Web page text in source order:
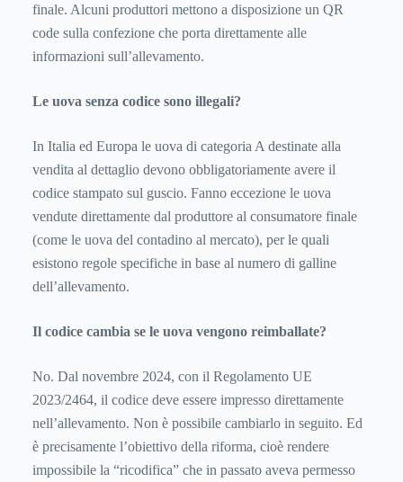
finale. Alcuni produttori mettono a disposizione un QR
code sulla confezione che porta direttamente alle
informazioni sull’allevamento.
Le uova senza codice sono illegali?
In Italia ed Europa le uova di categoria A destinate alla
vendita al dettaglio devono obbligatoriamente avere il
codice stampato sul guscio. Fanno eccezione le uova
vendute direttamente dal produttore al consumatore finale
(come le uova del contadino al mercato), per le quali
esistono regole specifiche in base al numero di galline
dell’allevamento.
Il codice cambia se le uova vengono reimballate?
No. Dal novembre 2024, con il Regolamento UE
2023/2464, il codice deve essere impresso direttamente
nell’allevamento. Non è possibile cambiarlo in seguito. Ed
è precisamente l’obiettivo della riforma, cioè rendere
impossibile la “ricodifica” che in passato aveva permesso